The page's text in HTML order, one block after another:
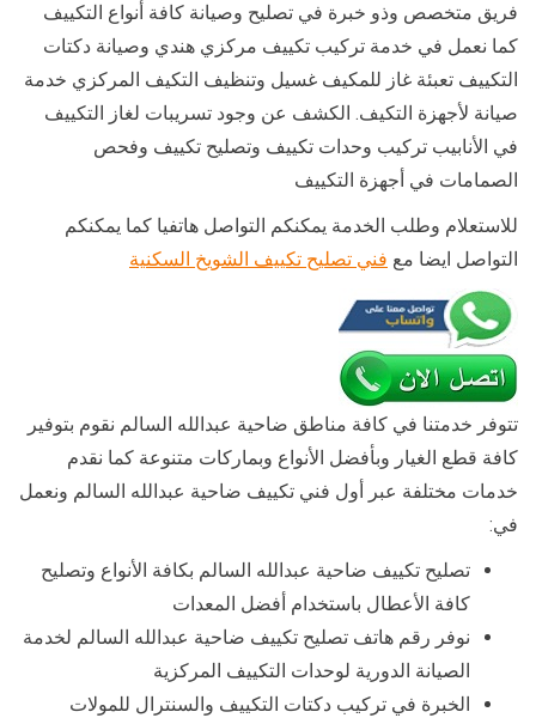
فريق متخصص وذو خبرة في تصليح وصيانة كافة أنواع التكييف
كما نعمل في خدمة تركيب تكييف مركزي هندي وصيانة دكتات
التكييف تعبئة غاز للمكيف غسيل وتنظيف التكيف المركزي خدمة
صيانة لأجهزة التكيف. الكشف عن وجود تسريبات لغاز التكييف
في الأنابيب تركيب وحدات تكييف وتصليح تكييف وفحص
الصمامات في أجهزة التكييف
للاستعلام وطلب الخدمة يمكنكم التواصل هاتفيا كما يمكنكم
التواصل ايضا مع فني تصليح تكييف الشويخ السكنية
تتوفر خدمتنا في كافة مناطق ضاحية عبدالله السالم نقوم بتوفير
كافة قطع الغيار وبأفضل الأنواع وبماركات متنوعة كما نقدم
خدمات مختلفة عبر أول فني تكييف ضاحية عبدالله السالم ونعمل
في:
تصليح تكييف ضاحية عبدالله السالم بكافة الأنواع وتصليح
كافة الأعطال باستخدام أفضل المعدات
نوفر رقم هاتف تصليح تكييف ضاحية عبدالله السالم لخدمة
الصيانة الدورية لوحدات التكييف المركزية
الخبرة في تركيب دكتات التكييف والسنترال للمولات